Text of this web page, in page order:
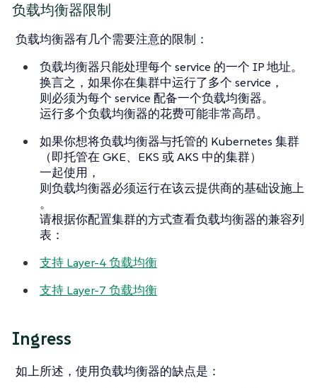
负载均衡器限制
负载均衡器有几个需要注意的限制：
负载均衡器只能处理每个 service 的一个 IP 地址。
换言之，如果你在集群中运行了多个 service，
则必须为每个 service 配备一个负载均衡器。
运行多个负载均衡器的花费可能非常高昂。
如果你想将负载均衡器与托管的 Kubernetes 集群
（即托管在 GKE、EKS 或 AKS 中的集群）
一起使用，
则负载均衡器必须运行在该云提供商的基础设施上
。
请根据你配置集群的方式查看负载均衡器的兼容列
表：
支持 Layer-4 负载均衡
支持 Layer-7 负载均衡
Ingress
如上所述，使用负载均衡器的缺点是：